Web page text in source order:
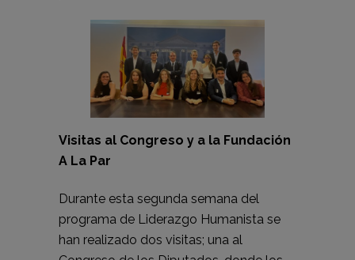
Visitas al Congreso y a la Fundación
A La Par
Durante esta segunda semana del
programa de Liderazgo Humanista se
han realizado dos visitas; una al